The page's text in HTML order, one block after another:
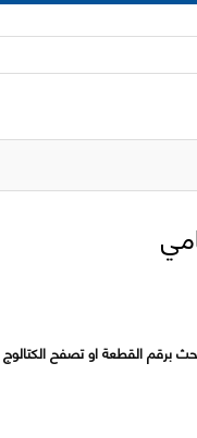
برقم القطعة او تصفح الكتالوج